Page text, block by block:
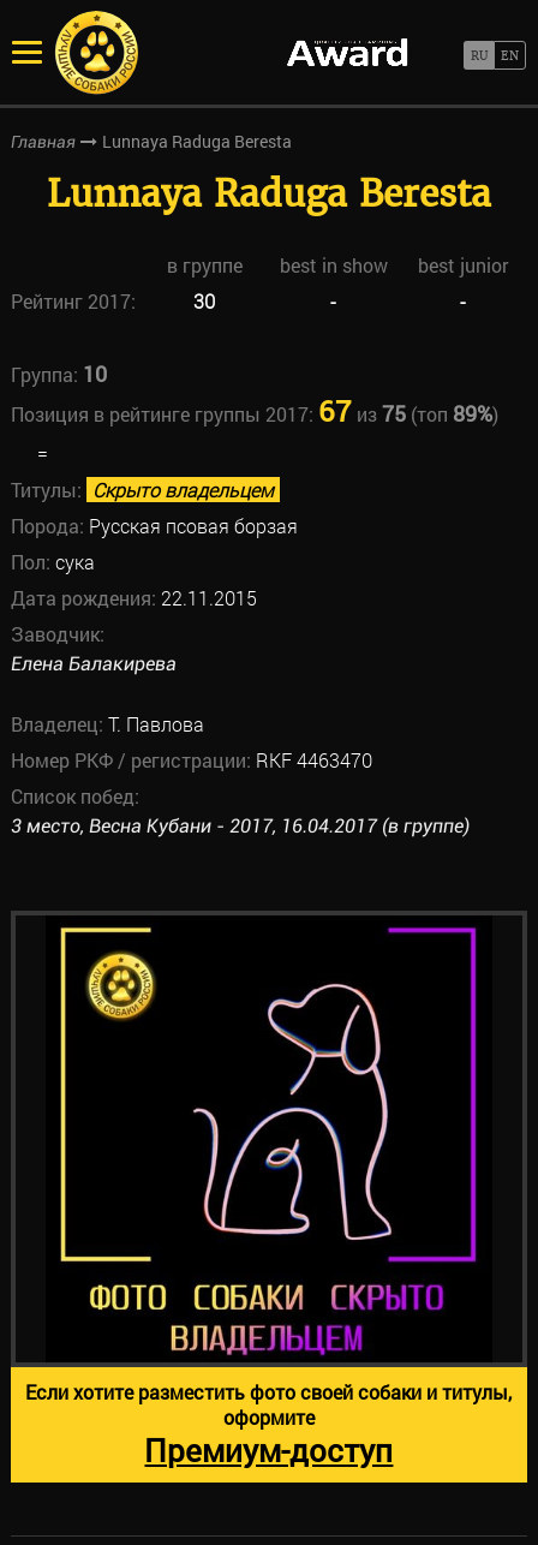
Главная Lunnaya Raduga Beresta
Lunnaya Raduga Beresta
в группе best in show
best junior
Рейтинг 2017:
30 - -
Группа: 10
Позиция в рейтинге группы 2017: 67 из75(топ 89%)
=
Титулы: Скрыто владельцем
Порода: Русская псовая борзая
Пол: сука
Дата рождения: 22.11.2015
Заводчик:
Елена Балакирева
Владелец: Т. Павлова
Номер РКФ / регистрации: RKF 4463470
Список побед:
3 место, Весна Кубани - 2017, 16.04.2017 (в группе)
Если хотите разместить фото своей собаки и титулы,
оформите
Премиум-доступ